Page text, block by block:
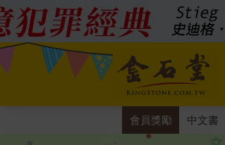
會員獎勵 中文書